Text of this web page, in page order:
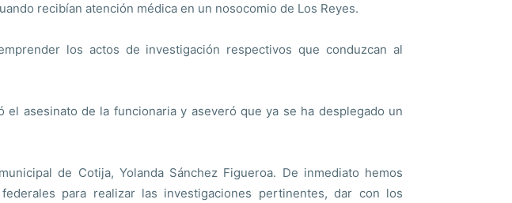
recibían atención médica en un nosocomio de Los Reyes.
los actos de investigación respectivos que conduzcan al
asesinato de la funcionaria y aseveró que ya se ha desplegado un
de Cotija, Yolanda Sánchez Figueroa. De inmediato hemos
para realizar las investigaciones pertinentes, dar con los